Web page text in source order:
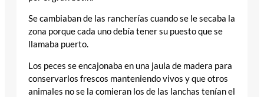
Se cambiaban de las rancherías cuando se le secaba la
zona porque cada uno debía tener su puesto que se
llamaba puerto.
Los peces se encajonaba en una jaula de madera para
conservarlos frescos manteniendo vivos y que otros
animales no se la comieran los de las lanchas tenían el